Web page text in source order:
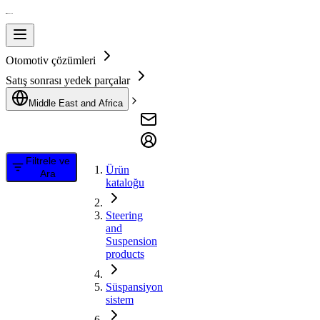
Otomotiv çözümleri
Satış sonrası yedek parçalar
Middle East and Africa
Filtrele ve
Ara
Ürün
kataloğu
Steering
and
Suspension
products
Süspansiyon
sistem